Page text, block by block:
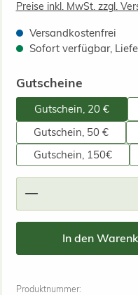
Preise inkl. MwSt. zzgl.
Versandkostenfrei
Sofort verfügbar,
Gutscheine
Gutschein, 20 €
Gutschein, 50 €
Gutschein, 150€
Produkt Anzahl:
In den
Produktnummer: